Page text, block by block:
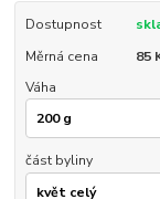
Dostupnost
Měrná cena
85
Váha
část byliny